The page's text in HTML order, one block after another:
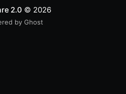
2.0 © 2026
by Ghost